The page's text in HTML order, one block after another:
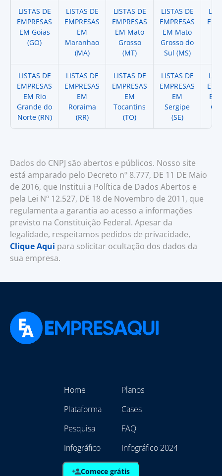
LISTAS DE
EMPRESAS
EM Goias
(GO)
LISTAS DE
EMPRESAS
EM
Maranhao
(MA)
LISTAS DE
EMPRESAS
EM Mato
Grosso
(MT)
LISTAS DE
EMPRESAS
EM Mato
Grosso do
Sul (MS)
LISTAS DE
EMPRESAS
EM Rio
Grande do
Norte (RN)
LISTAS DE
EMPRESAS
EM
Roraima
(RR)
LISTAS DE
EMPRESAS
EM
Tocantins
(TO)
LISTAS DE
EMPRESAS
EM
Sergipe
(SE)
EM
Dados do CNPJ são abertos e públicos. Nosso site
está amparado pelo Decreto nº 8.777, DE 11 DE Maio
de 2016, que Institui a Política de Dados Abertos e
pela Lei Nº 12.527, DE 18 de Novembro de 2011, que
regulamenta a garantia ao acesso a informações
previsto na Constituição Federal. Apesar da
legalidade, respeitamos pedidos de privacidade,
Clique Aqui para solicitar ocultação dos dados da
sua empresa.
Home
Plataforma
Pesquisa
Infográfico
Planos
Cases
FAQ
Infográfico 2024
Comece grátis